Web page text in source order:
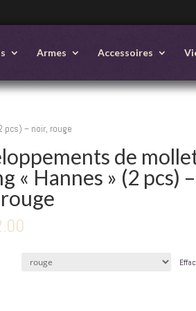
Armes Accessoires
pcs) – noir, rouge
de
« Hannes » (2 pcs) –